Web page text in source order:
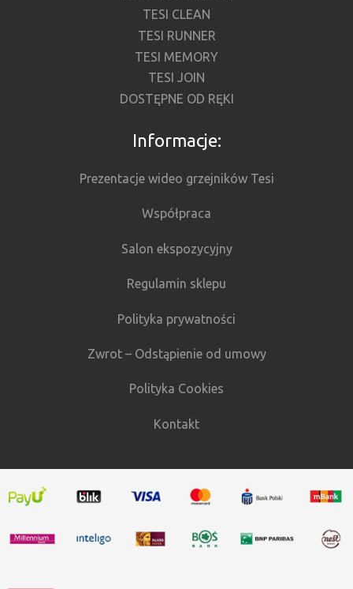
TESI CLEAN
TESI RUNNER
TESI MEMORY
TESI JOIN
DOSTĘPNE OD RĘKI
Informacje:
Prezentacje wideo grzejników Tesi
Współpraca
Salon ekspozycyjny
Regulamin sklepu
Polityka prywatności
Zwrot – Odstąpienie od umowy
Polityka Cookies
Kontakt